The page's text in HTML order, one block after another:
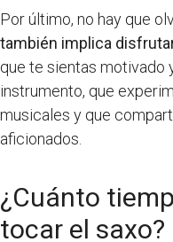
Por último, no hay que
también implica
que te sientas motivado
instrumento, que
musicales y que
aficionados.
¿Cuánto
tocar el saxo?